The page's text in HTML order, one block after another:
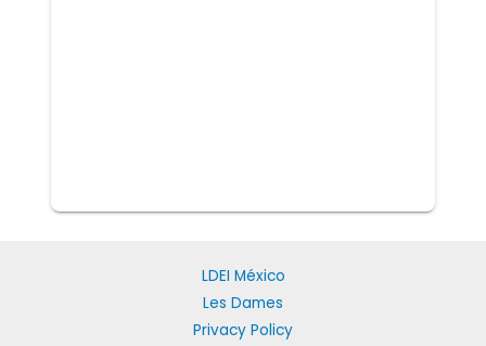
LDEI México
Les Dames
Privacy Policy